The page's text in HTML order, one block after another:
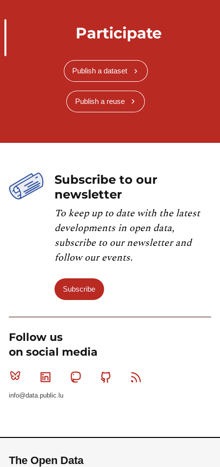
Participate
Publish a dataset
Publish a reuse
Subscribe to our
newsletter
To keep up to date with the latest
developments in open data,
subscribe to our newsletter and
follow our events.
Subscribe
Follow us
on social media
Bluesky Linkedin MastodonGithub
info@data.public.lu
The Open Data